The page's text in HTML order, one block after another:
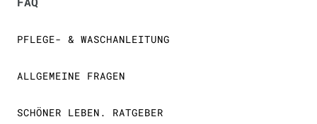
PFLEGE- & WASCHANLEITUNG
ALLGEMEINE FRAGEN
SCHÖNER LEBEN. RATGEBER